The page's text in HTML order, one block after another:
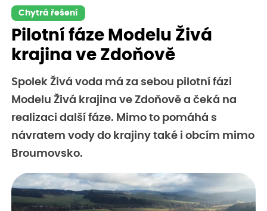
Chytrá řešení
Pilotní fáze Modelu Živá
krajina ve Zdoňově
Spolek Živá voda má za sebou pilotní fázi
Modelu Živá krajina ve Zdoňově a čeká na
realizaci další fáze. Mimo to pomáhá s
návratem vody do krajiny také i obcím mimo
Broumovsko.